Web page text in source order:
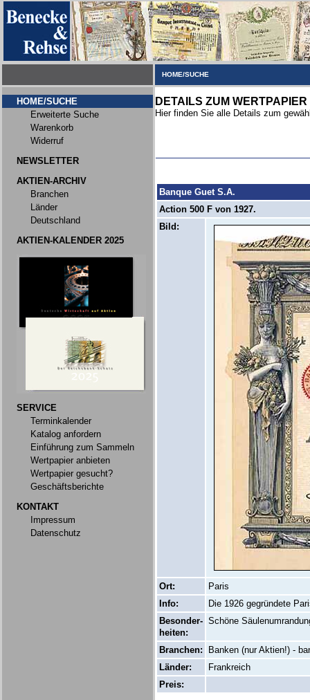
HOME/SUCHE
HOME/SUCHE
Erweiterte Suche
Warenkorb
Widerruf
NEWSLETTER
AKTIEN-ARCHIV
Branchen
Länder
Deutschland
AKTIEN-KALENDER 2025
SERVICE
Terminkalender
Katalog anfordern
Einführung zum Sammeln
Wertpapier anbieten
Wertpapier gesucht?
Geschäftsberichte
KONTAKT
Impressum
Datenschutz
DETAILS ZUM WERTPAPIER
Hier finden Sie alle Details zum
Banque Guet S.A.
Action 500 F von 1927.
Bild:
Ort:
Paris
Info:
Die 1926 gegründete
Besonder-
heiten:
Schöne
Branchen:
Banken (nur Aktien!) -
Länder:
Frankreich
Preis: